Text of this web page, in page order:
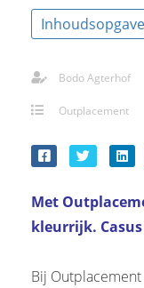
Inhoudsopgave
Bodo Agterhof
Outplacement
Met
kleurrijk.
Bij
worden
te
over
van